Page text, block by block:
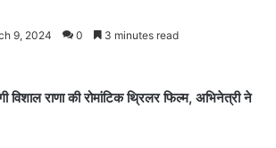
9, 2024 0 3 minutes read
विशाल राणा की रोमांटिक थ्रिलर फिल्म, अभिनेत्री ने